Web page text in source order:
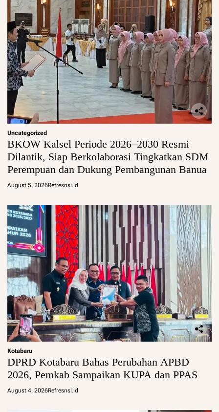
Uncategorized
BKOW Kalsel Periode 2026–2030 Resmi
Dilantik, Siap Berkolaborasi Tingkatkan SDM
Perempuan dan Dukung Pembangunan Banua
August 5, 2026Refresnsi.id
Kotabaru
DPRD Kotabaru Bahas Perubahan APBD
2026, Pemkab Sampaikan KUPA dan PPAS
August 4, 2026Refresnsi.id